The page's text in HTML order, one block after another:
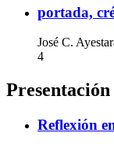
portada,
José C.
4
Presentación
Reflexión